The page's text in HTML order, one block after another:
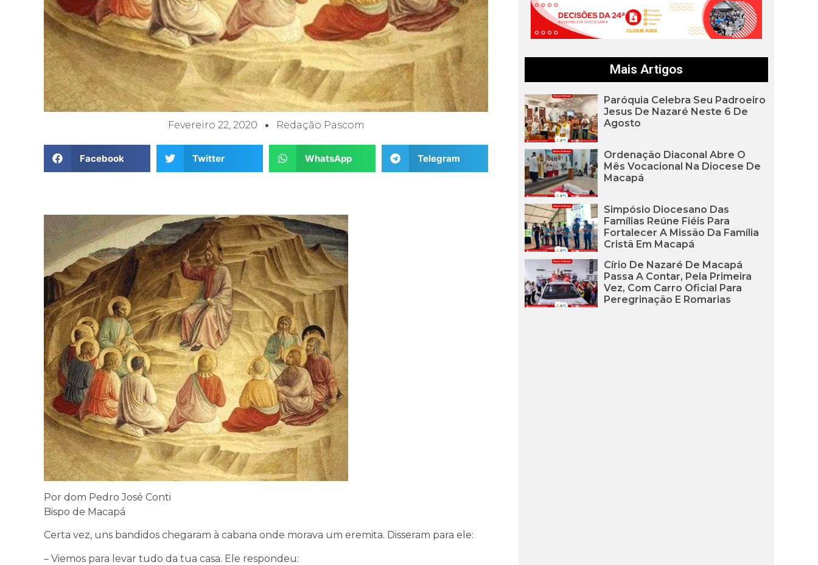
Fevereiro 22, 2020 Redação Pascom
Facebook Twitter WhatsApp Telegram
Por dom Pedro José Conti
Bispo de Macapá
Certa vez, uns bandidos chegaram à cabana onde morava um eremita. Disseram para ele:
– Viemos para levar tudo da tua casa. Ele respondeu:
Mais Artigos
Paróquia Celebra Seu Padroeiro
Jesus De Nazaré Neste 6 De
Agosto
Ordenação Diaconal Abre O
Mês Vocacional Na Diocese De
Macapá
Simpósio Diocesano Das
Famílias Reúne Fiéis Para
Fortalecer A Missão Da Família
Cristã Em Macapá
Círio De Nazaré De Macapá
Passa A Contar, Pela Primeira
Vez, Com Carro Oficial Para
Peregrinação E Romarias